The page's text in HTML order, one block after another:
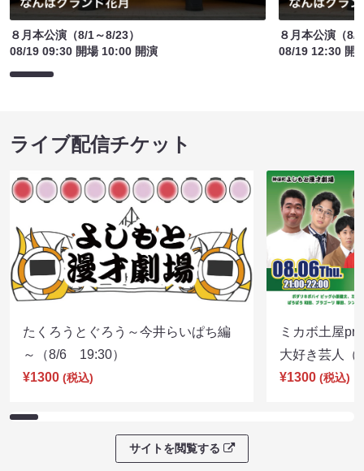
８月本公演（8/1～8/23）
08/19 09:30 開場 10:00 開演
８月本公演（8/
08/19 12:30 開
ライブ配信チケット
たくろうとぐろう～今井らいぱち編
～（8/6 19:30）
¥1300 (税込)
ミカボ土屋
大好き芸人
¥1300 (税込)
サイトを閲覧する